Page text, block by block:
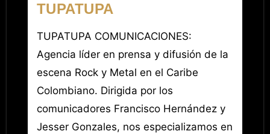
TUPATUPA
TUPATUPA COMUNICACIONES:
Agencia líder en prensa y difusión de la
escena Rock y Metal en el Caribe
Colombiano. Dirigida por los
comunicadores Francisco Hernández y
Jesser Gonzales, nos especializamos en